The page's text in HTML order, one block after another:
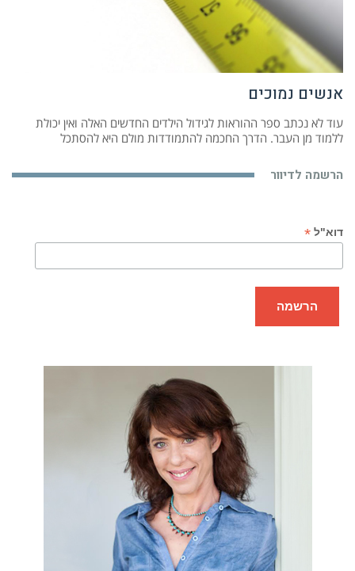
אנשים נמוכים
עוד לא נכתב ספר ההוראות לגידול הילדים החדשים האלה ואין יכולת
ללמוד מן העבר. הדרך החכמה להתמודדות מולם היא להסתכל
הרשמה לדיוור
דוא"ל *